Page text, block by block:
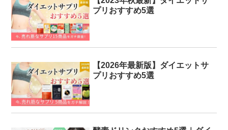
プリおすすめ5選
【2026年最新版】ダイエットサ
プリおすすめ5選